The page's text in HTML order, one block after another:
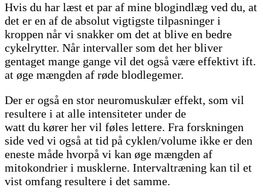
Hvis du har læst et par af mine blogindlæg ved du, at
det er en af de absolut vigtigste tilpasninger i
kroppen når vi snakker om det at blive en bedre
cykelrytter. Når intervaller som det her bliver
gentaget mange gange vil det også være effektivt ift.
at øge mængden af røde blodlegemer.
Der er også en stor neuromuskulær effekt, som vil
resultere i at alle intensiteter under de
watt du kører her vil føles lettere. Fra forskningen
side ved vi også at tid på cyklen/volume ikke er den
eneste måde hvorpå vi kan øge mængden af
mitokondrier i musklerne. Intervaltræning kan til et
vist omfang resultere i det samme.